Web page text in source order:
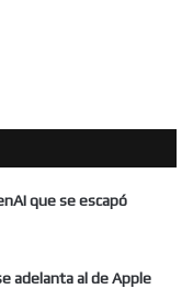
que se escapó
adelanta al de Apple